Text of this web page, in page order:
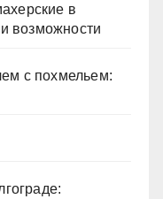
в
возможности
с похмельем: